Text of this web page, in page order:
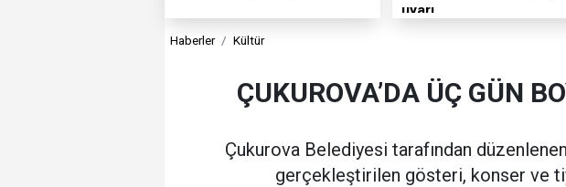
uyarı
Haberler Kültür
ÇUKUROVA’DA ÜÇ GÜN
Çukurova Belediyesi tarafından
gerçekleştirilen gösteri, konser ve